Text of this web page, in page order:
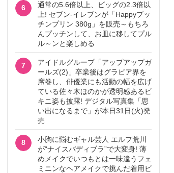
6
通常の5.6倍以上、ビッグの2.3倍以
上! セブン‐イレブンが「Happyプッ
チンプリン 380g」を販売～もちろ
んプッチンして、お皿に移してプル
ル～ンと楽しめる
7
アイドルグループ「アップアップガ
ールズ(2)」卒業後はグラビア界を
席巻し、俳優業にも活動の幅を広げ
ている佐々木ほのかが透明感あるビ
キニ姿も披露! デジタル写真集「思
い出になるまで」が本日31日(火)発
売
8
小胸に悩むギャル芸人 エルフ荒川
が“ナイスバディブラ”で大変身! 薄
めメイクでいつもとは一味違うフェ
ミニンなヘアメイクで挑んだ着用ビ